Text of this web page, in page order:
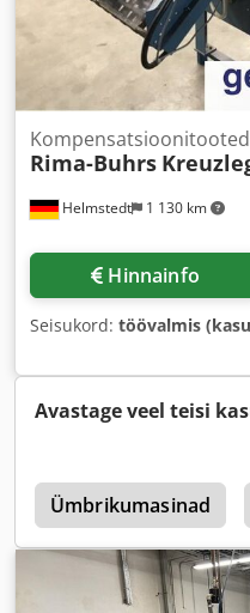
Helmstedt 1 130 km
Rima-Buhrs
Hinnainfo
Seisukord: töövalmis
Avastage veel teisi
Ümbrikumasinad